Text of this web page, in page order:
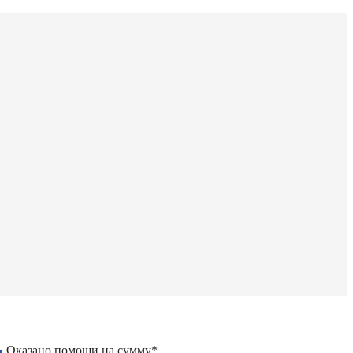
Оказано помощи на сумму*